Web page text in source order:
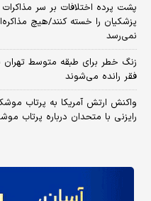
پشت پرده اختلافات بر سر
پزشکیان را خسته کنند/هیچ
نمی‌رسد
زنگ خطر برای طبقه متوسط
فقر رانده می‌شوند
واکنش ارتش آمریکا به پرتاب
رایزنی با متحدان درباره پرتاب